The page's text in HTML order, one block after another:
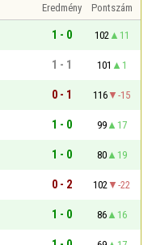
Eredmény
Pontszám
1 - 0 102
11
1 - 1 101
1
0 - 1 116
-15
1 - 0 99
17
1 - 0 80
19
0 - 2 102
-22
1 - 0 86
16